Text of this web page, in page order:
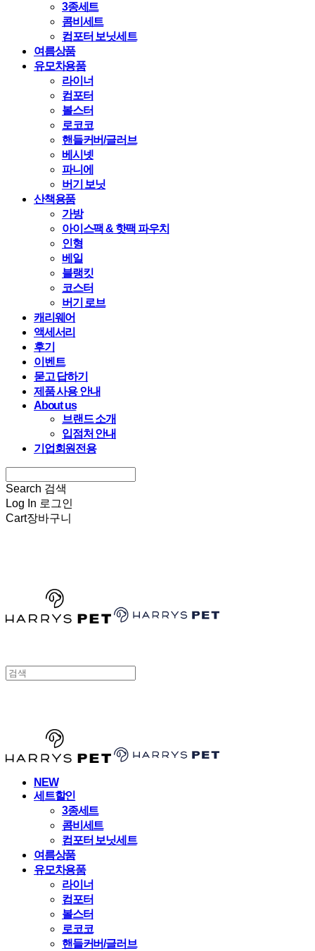
3종세트
콤비세트
컴포터 보닛세트
여름상품
유모차용품
라이너
컴포터
볼스터
로코코
핸들커버/글러브
베시넷
파니에
버기 보닛
산책용품
가방
아이스팩 & 핫팩 파우치
인형
베일
블랭킷
코스터
버기 로브
캐리웨어
액세서리
후기
이벤트
묻고 답하기
제품 사용 안내
About us
브랜드 소개
입점처 안내
기업회원전용
Search 검색
Log In 로그인
Cart장바구니
NEW
세트할인
3종세트
콤비세트
컴포터 보닛세트
여름상품
유모차용품
라이너
컴포터
볼스터
로코코
핸들커버/글러브